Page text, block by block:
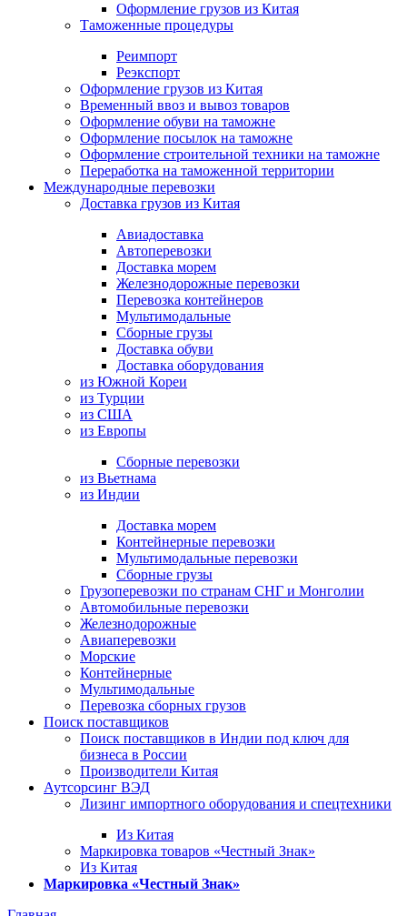
Оформление грузов из Китая
Таможенные процедуры
Реимпорт
Реэкспорт
Оформление грузов из Китая
Временный ввоз и вывоз товаров
Оформление обуви на таможне
Оформление посылок на таможне
Оформление строительной техники на таможне
Переработка на таможенной территории
Международные перевозки
Доставка грузов из Китая
Авиадоставка
Автоперевозки
Доставка морем
Железнодорожные перевозки
Перевозка контейнеров
Мультимодальные
Сборные грузы
Доставка обуви
Доставка оборудования
из Южной Кореи
из Турции
из США
из Европы
Сборные перевозки
из Вьетнама
из Индии
Доставка морем
Контейнерные перевозки
Мультимодальные перевозки
Сборные грузы
Грузоперевозки по странам СНГ и Монголии
Автомобильные перевозки
Железнодорожные
Авиаперевозки
Морские
Контейнерные
Мультимодальные
Перевозка сборных грузов
Поиск поставщиков
Поиск поставщиков в Индии под ключ для
бизнеса в России
Производители Китая
Аутсорсинг ВЭД
Лизинг импортного оборудования и спецтехники
Из Китая
Маркировка товаров «Честный Знак»
Из Китая
Маркировка «Честный Знак»